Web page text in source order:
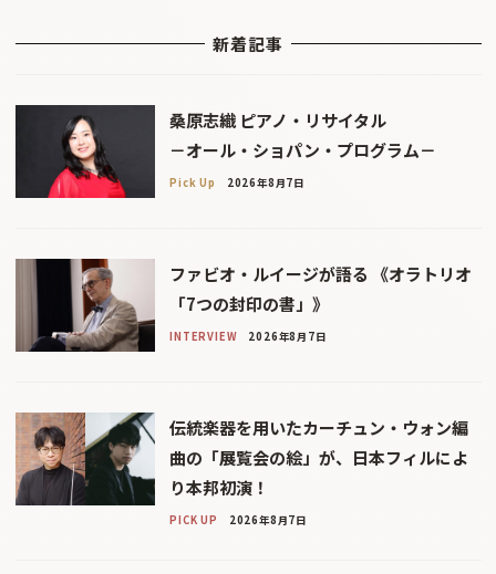
新着記事
桑原志織 ピアノ・リサイタル
－オール・ショパン・プログラム－
Pick Up 2026年8月7日
ファビオ・ルイージが語る 《オラトリオ
「7つの封印の書」》
INTERVIEW 2026年8月7日
伝統楽器を用いたカーチュン・ウォン編
曲の「展覧会の絵」が、日本フィルによ
り本邦初演！
PICK UP 2026年8月7日